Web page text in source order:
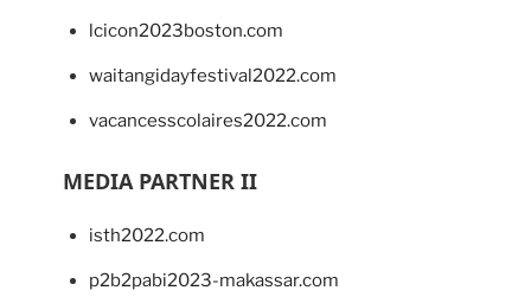
lcicon2023boston.com
waitangidayfestival2022.com
vacancesscolaires2022.com
MEDIA PARTNER II
isth2022.com
p2b2pabi2023-makassar.com